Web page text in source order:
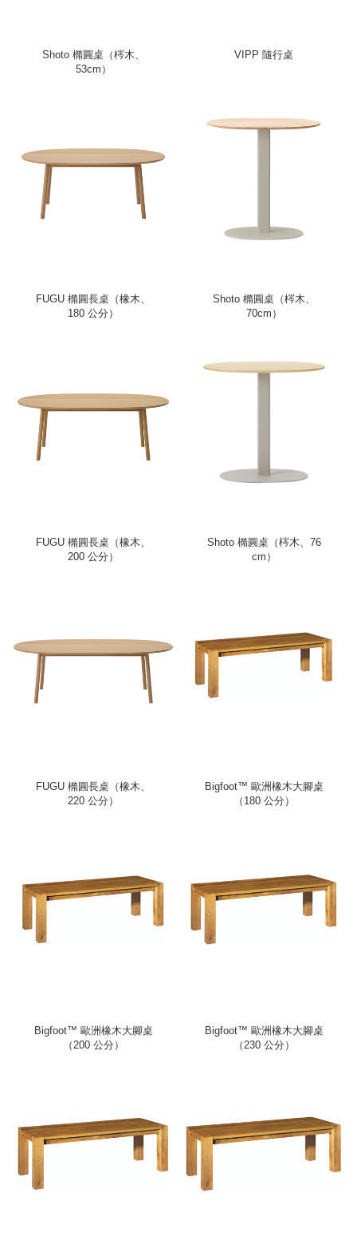
Shoto 橢圓桌（梣木、
53cm）
VIPP 隨行桌
FUGU 橢圓長桌（橡木、
180 公分）
Shoto 橢圓桌（梣木、
70cm）
FUGU 橢圓長桌（橡木、
200 公分）
Shoto 橢圓桌（梣木、76
cm）
FUGU 橢圓長桌（橡木、
220 公分）
Bigfoot™ 歐洲橡木大腳桌
（180 公分）
Bigfoot™ 歐洲橡木大腳桌
（200 公分）
Bigfoot™ 歐洲橡木大腳桌
（230 公分）